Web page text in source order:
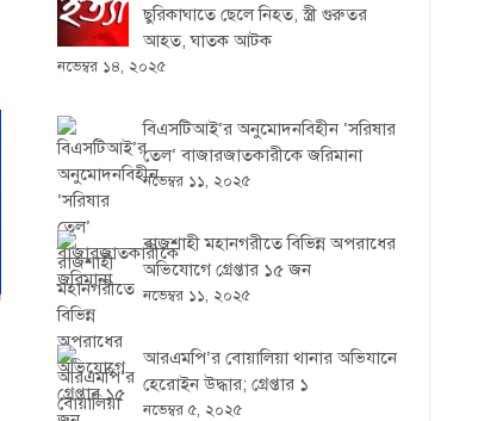
ছুরিকাঘাতে ছেলে নিহত, স্ত্রী গুরুতর
আহত, ঘাতক আটক
নভেম্বর ১৪, ২০২৫
বিএসটিআই’র অনুমোদনবিহীন ‘সরিষার
তেল’ বাজারজাতকারীকে জরিমানা
নভেম্বর ১১, ২০২৫
রাজশাহী মহানগরীতে বিভিন্ন অপরাধের
অভিযোগে গ্রেপ্তার ১৫ জন
নভেম্বর ১১, ২০২৫
আরএমপি’র বোয়ালিয়া থানার অভিযানে
হেরোইন উদ্ধার; গ্রেপ্তার ১
নভেম্বর ৫, ২০২৫